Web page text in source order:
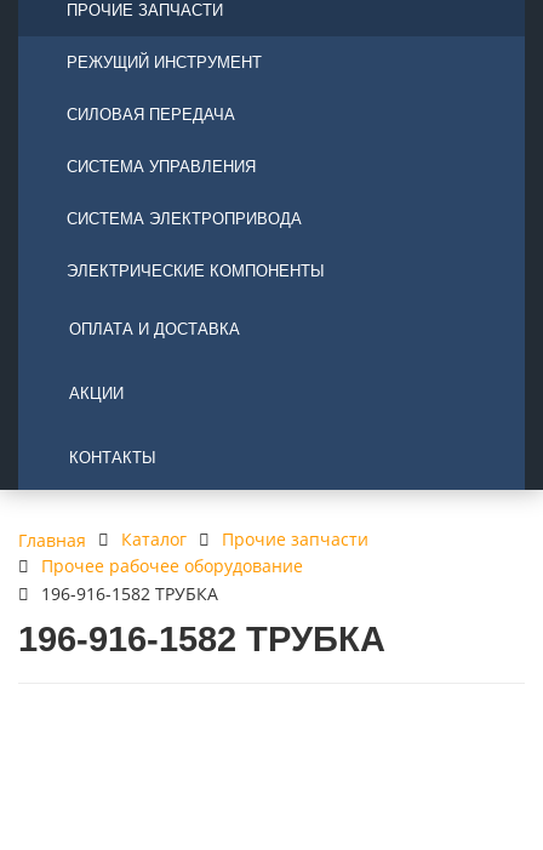
ПРОЧИЕ ЗАПЧАСТИ
РЕЖУЩИЙ ИНСТРУМЕНТ
СИЛОВАЯ ПЕРЕДАЧА
СИСТЕМА УПРАВЛЕНИЯ
СИСТЕМА ЭЛЕКТРОПРИВОДА
ЭЛЕКТРИЧЕСКИЕ КОМПОНЕНТЫ
ОПЛАТА И ДОСТАВКА
АКЦИИ
КОНТАКТЫ
Главная Каталог
Прочие запчасти
Прочее рабочее оборудование
196-916-1582 ТРУБКА
196-916-1582 ТРУБКА